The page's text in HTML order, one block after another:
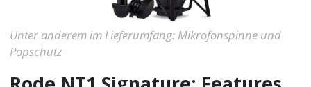
Unter anderem im Lieferumfang: Mikrofonspinne und
Popschutz